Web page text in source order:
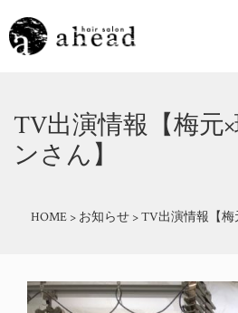
TV出演情報【梅元
ンさん】
HOME > お知らせ >TV出演情報【梅